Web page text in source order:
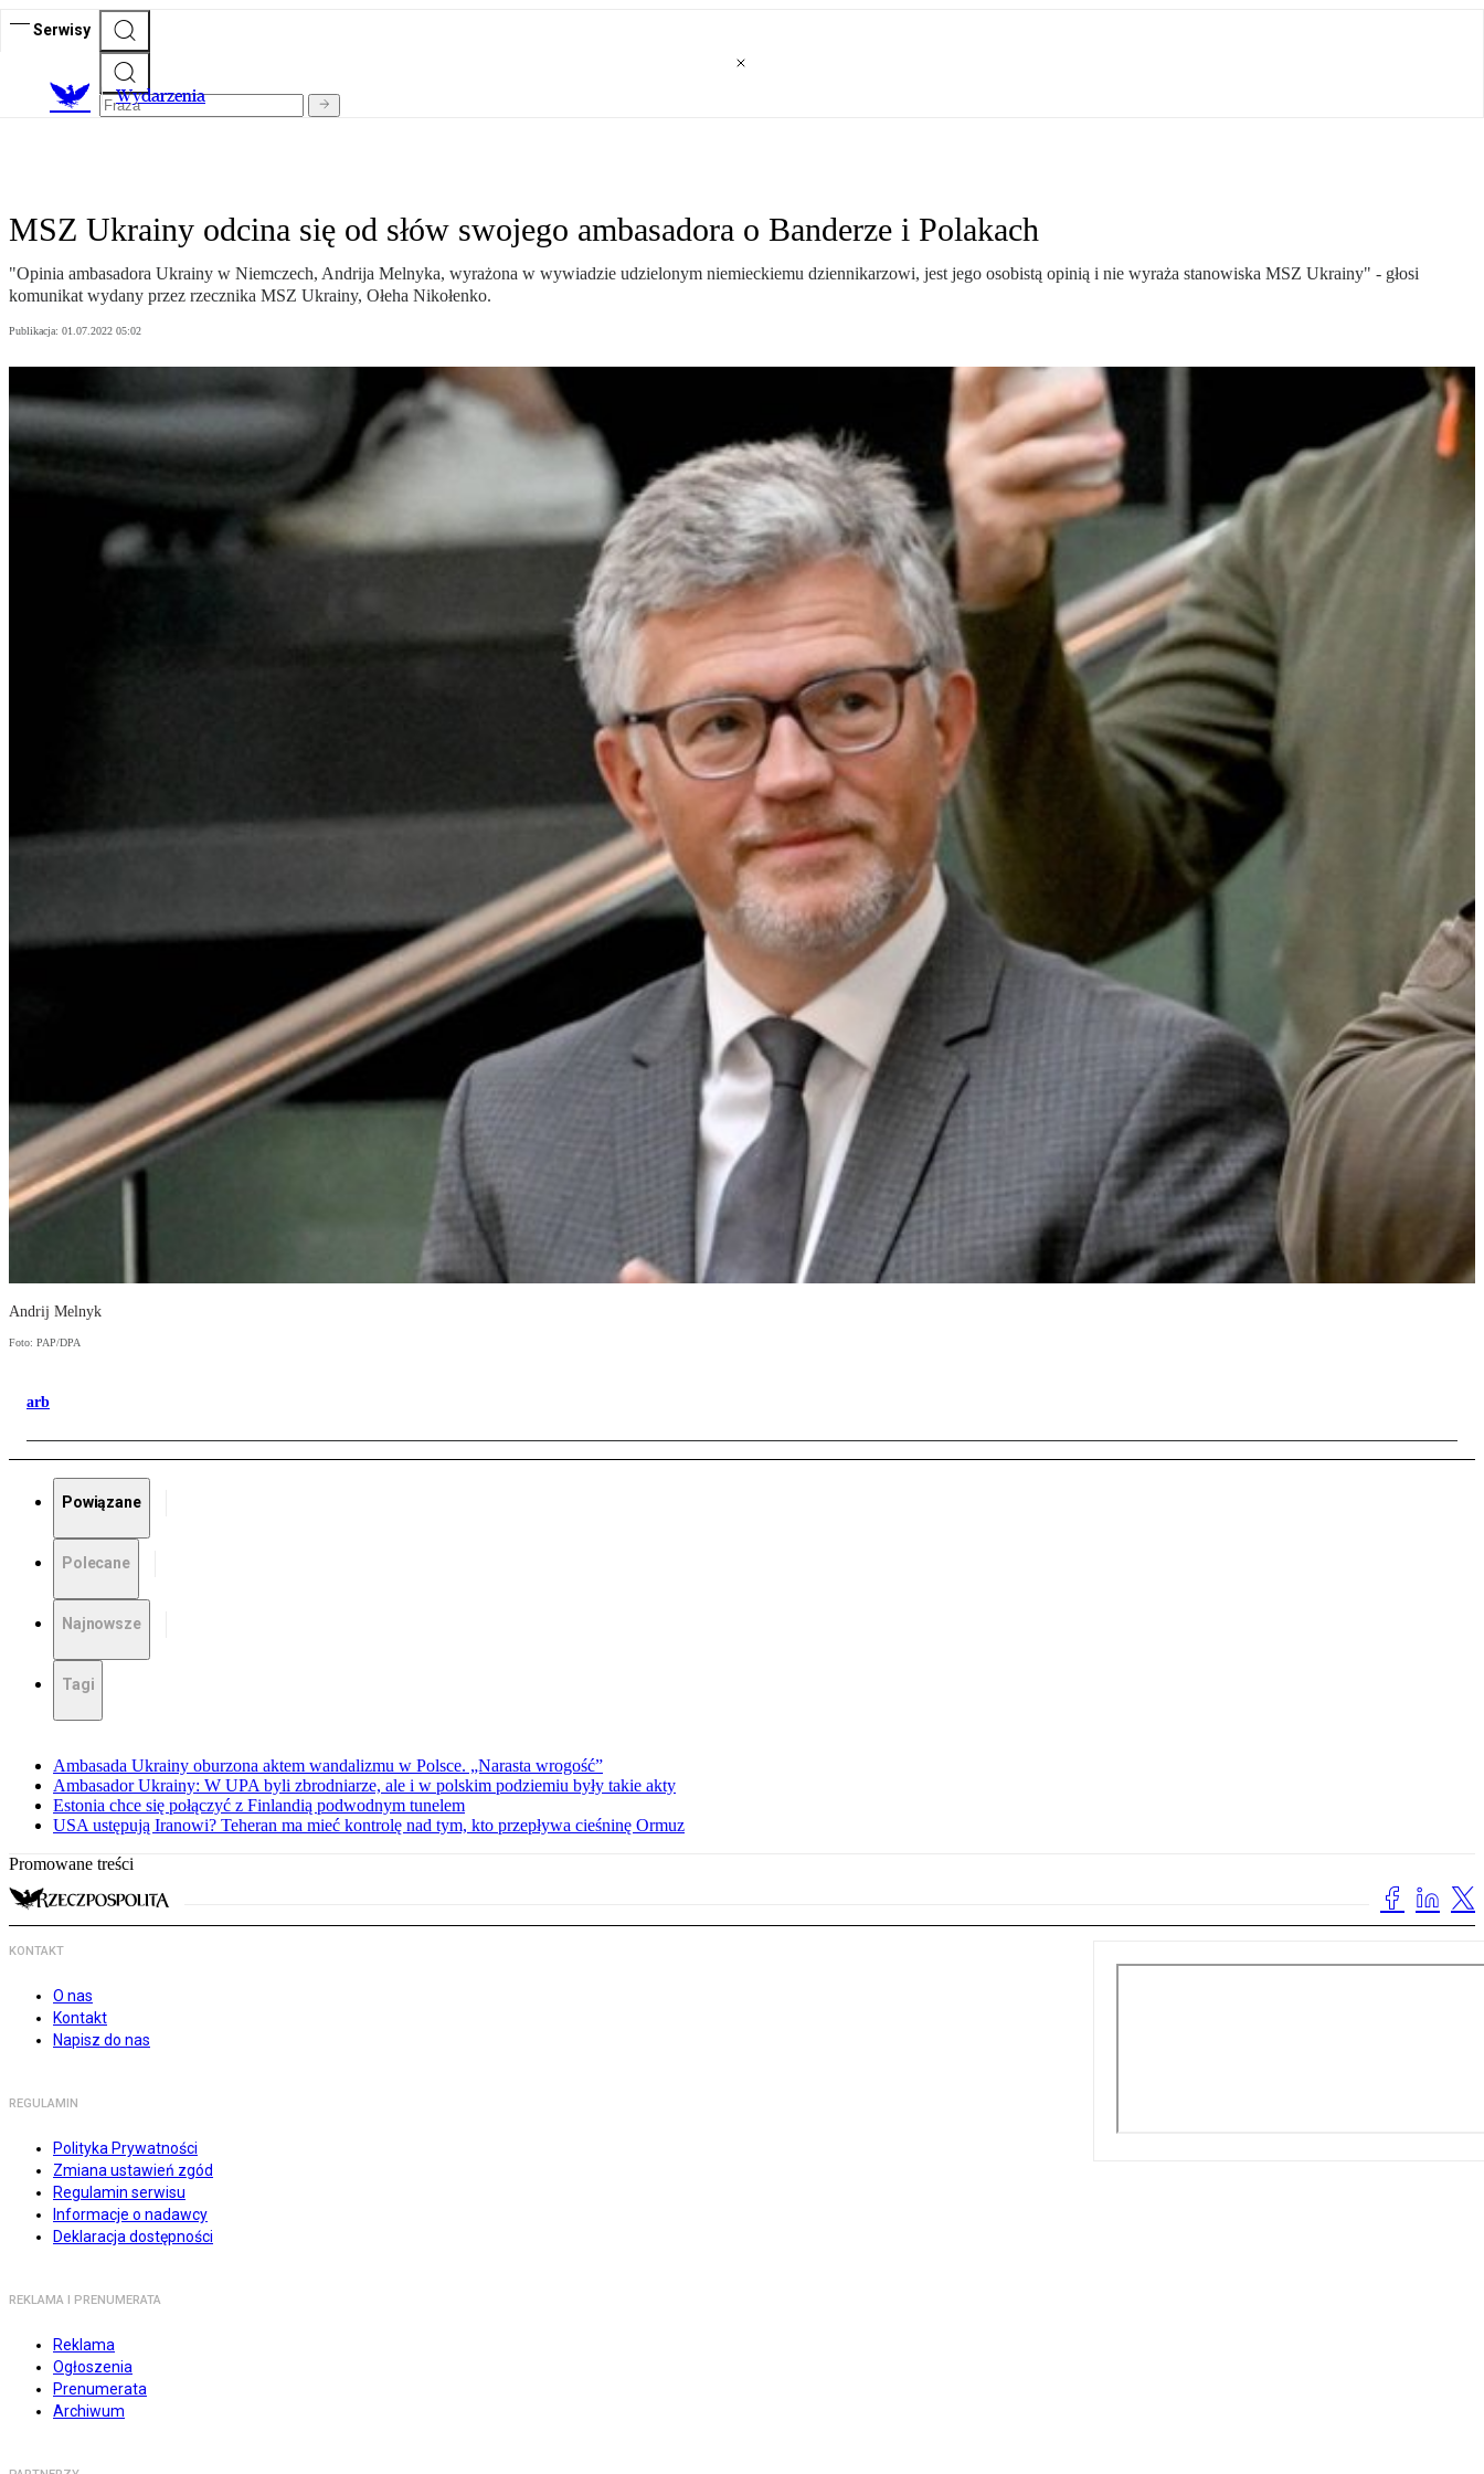
Serwisy
Wydarzenia
MSZ Ukrainy odcina się od słów swojego ambasadora o Banderze i Polakach
"Opinia ambasadora Ukrainy w Niemczech, Andrija Melnyka, wyrażona w wywiadzie udzielonym niemieckiemu dziennikarzowi, jest jego osobistą opinią i nie wyraża stanowiska MSZ Ukrainy" - głosi
komunikat wydany przez rzecznika MSZ Ukrainy, Ołeha Nikołenko.
Publikacja: 01.07.2022 05:02
Andrij Melnyk
Foto: PAP/DPA
arb
Powiązane
Polecane
Najnowsze
Tagi
Ambasada Ukrainy oburzona aktem wandalizmu w Polsce. „Narasta wrogość”
Ambasador Ukrainy: W UPA byli zbrodniarze, ale i w polskim podziemiu były takie akty
Estonia chce się połączyć z Finlandią podwodnym tunelem
USA ustępują Iranowi? Teheran ma mieć kontrolę nad tym, kto przepływa cieśninę Ormuz
Promowane treści
KONTAKT
O nas
Kontakt
Napisz do nas
REGULAMIN
Polityka Prywatności
Zmiana ustawień zgód
Regulamin serwisu
Informacje o nadawcy
Deklaracja dostępności
REKLAMA I PRENUMERATA
Reklama
Ogłoszenia
Prenumerata
Archiwum